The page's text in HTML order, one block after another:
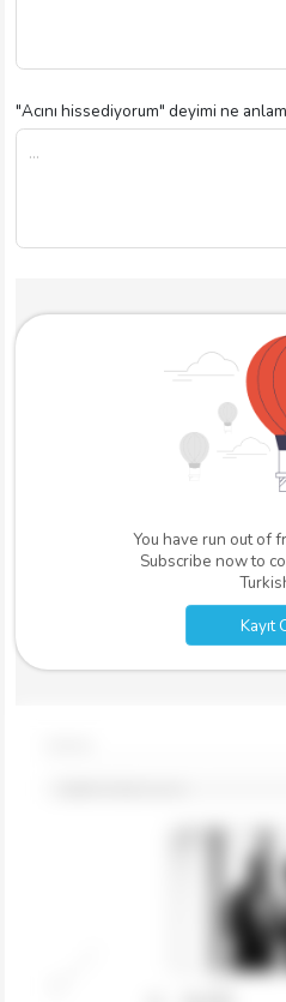
"Acını hissediyorum" deyimi ne
You have run out of
Subscribe now to
Kayıt